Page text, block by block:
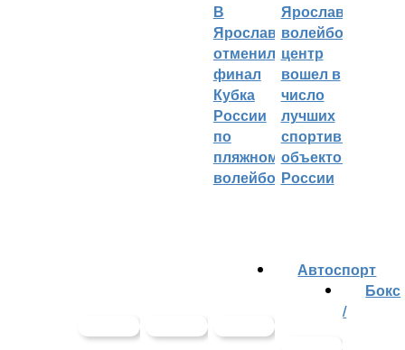
В
Ярославле
отменили
финал
Кубка
России
по
пляжному
волейболу
Ярославский
волейбольный
центр
вошел в
число
лучших
спортивных
объектов
России
Автоспорт
Бокс
/